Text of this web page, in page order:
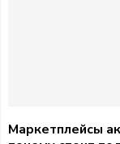
Маркетплейсы